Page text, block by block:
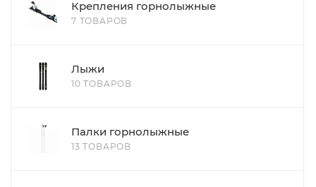
Крепления горнолыжные
7 ТОВАРОВ
Лыжи
10 ТОВАРОВ
Палки горнолыжные
13 ТОВАРОВ